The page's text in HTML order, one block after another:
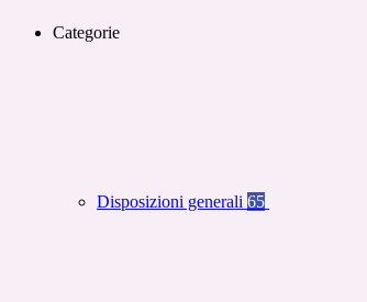
Categorie
Disposizioni generali 65